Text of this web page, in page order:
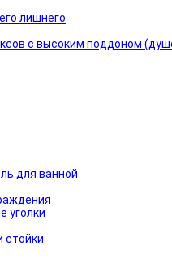
лишнего
с высоким поддоном
для ванной
уголки
стойки